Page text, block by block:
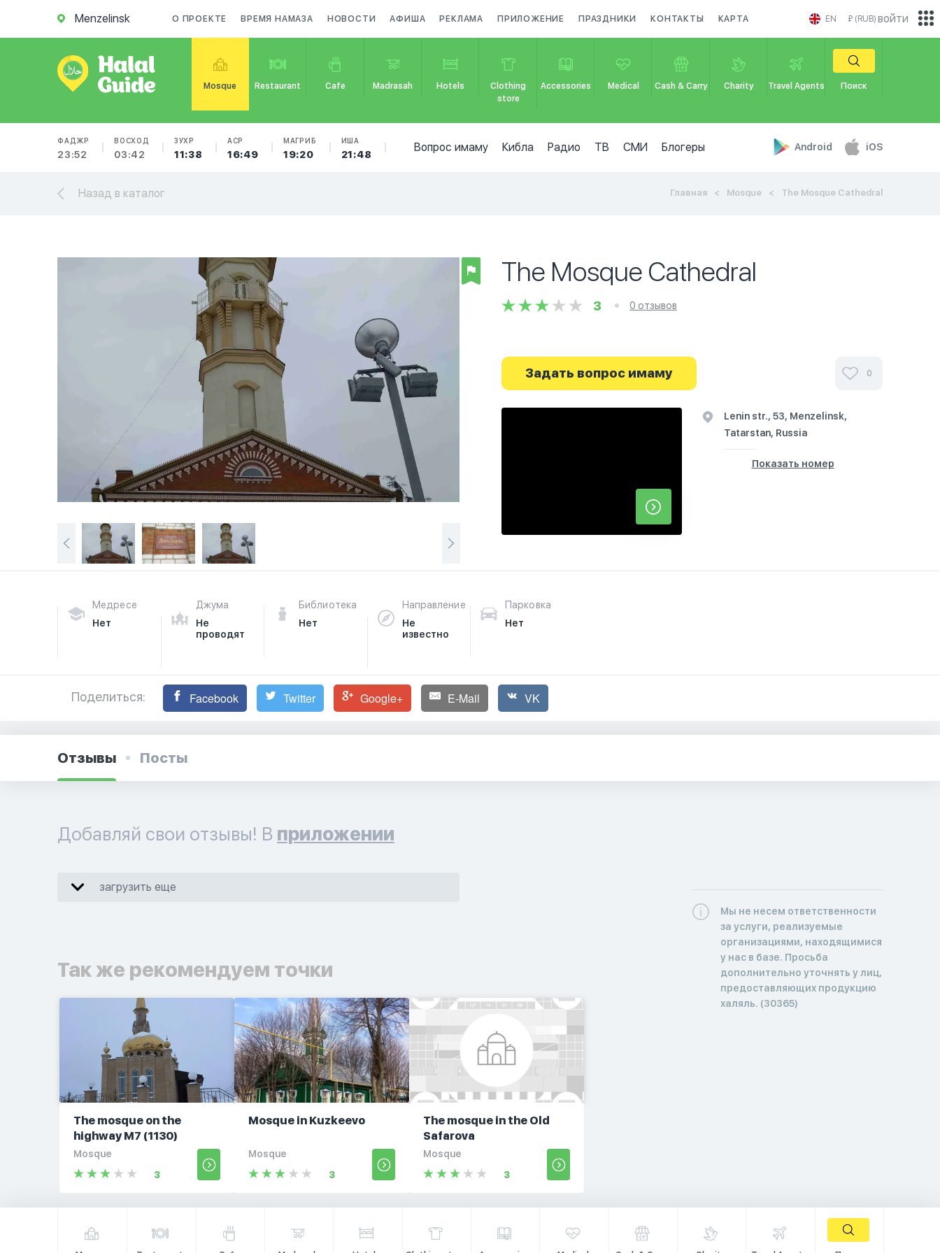
Menzelinsk О ПРОЕКТЕ ВРЕМЯ НАМАЗА НОВОСТИ АФИША РЕКЛАМА ПРИЛОЖЕНИЕ ПРАЗДНИКИ КОНТАКТЫ КАРТА EN ₽ (RUB)
Mosque Restaurant Cafe Madrasah Hotels
Clothing
store
Accessories Medical Cash & Carry Charity Travel Agents Поиск
ФАДЖР
23:52
ВОСХОД
03:42
ЗУХР
11:38
АСР
16:49
МАГРИБ
19:20
ИША
21:48
Вопрос имаму Кибла Радио ТВ СМИ Блогеры Android iOS
войти
Назад в каталог Главная Mosque The Mosque Cathedral
The Mosque Cathedral
3 0 отзывов
Задать вопрос имаму 0
Lenin str., 53, Menzelinsk,
Tatarstan, Russia
Показать номер
Медресе
Нет
Джума
Не
проводят
Библиотека
Нет
Направление
Не
известно
Парковка
Нет
Поделиться: Facebook Twitter Google+ E-Mail VK
Отзывы Посты
Добавляй свои отзывы! В приложении
загрузить еще
Так же рекомендуем точки
The mosque on the
highway M7 (1130)
Mosque
3
Mosque in Kuzkeevo
Mosque
3
The mosque in the Old
Safarova
Mosque
3
Мы не несем ответственности
за услуги, реализуемые
организациями, находящимися
у нас в базе. Просьба
дополнительно уточнять у лиц,
предоставляющих продукцию
халяль. (30365)